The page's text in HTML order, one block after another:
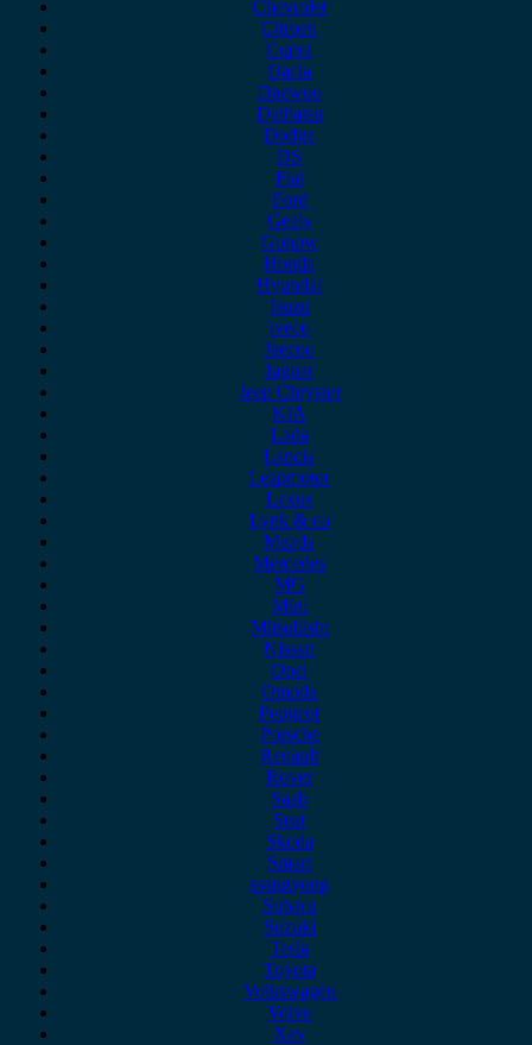
Chevrolet
Citroen
Cupra
Dacia
Daewoo
Daihatsu
Dodge
DS
Fiat
Ford
Geely
Gonow
Honda
Hyundai
Isuzu
iveco
Jaecoo
Jaguar
Jeep Chrysler
KIA
Lada
Lancia
Leapmotor
Lexus
Lynk & co
Mazda
Mercedes
MG
Mini
Mitsubishi
Nissan
Opel
Omoda
Peugeot
Porsche
Renault
Rover
Saab
Seat
Skoda
Smart
ssangyong
Subaru
Suzuki
Tesla
Toyota
Volkswagen
Volvo
Xev